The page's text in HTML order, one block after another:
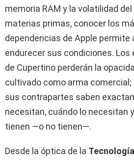
memoria RAM y la volatilidad
materias primas, conocer los
dependencias de Apple permite
endurecer sus condiciones. Los
de Cupertino perderán la
cultivado como arma comercial;
sus contrapartes saben
necesitan, cuándo lo necesitan
tienen —o no tienen—.
Desde la óptica de la Tecnología